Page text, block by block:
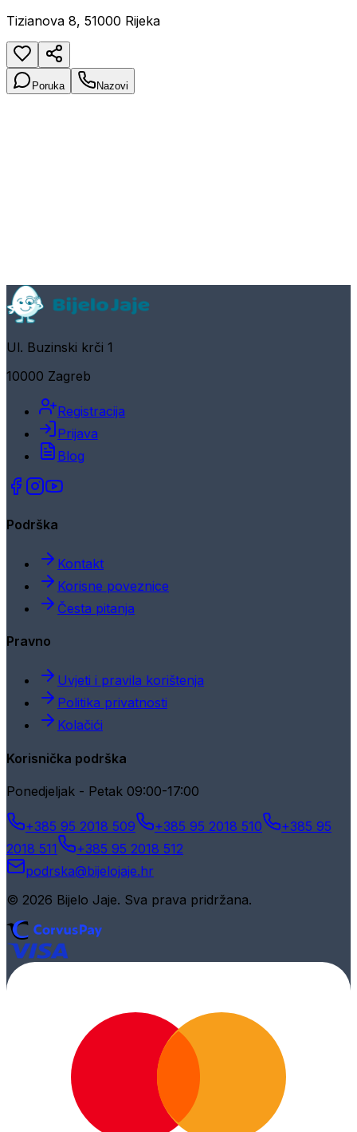
Tizianova 8, 51000 Rijeka
Poruka Nazovi
Ul. Buzinski krči 1
10000 Zagreb
Registracija
Prijava
Blog
Podrška
Kontakt
Korisne poveznice
Česta pitanja
Pravno
Uvjeti i pravila korištenja
Politika privatnosti
Kolačići
Korisnička podrška
Ponedjeljak - Petak 09:00-17:00
+385 95 2018 509 +385 95 2018 510
+385 95
2018 511
+385 95 2018 512
podrska@bijelojaje.hr
© 2026 Bijelo Jaje. Sva prava pridržana.